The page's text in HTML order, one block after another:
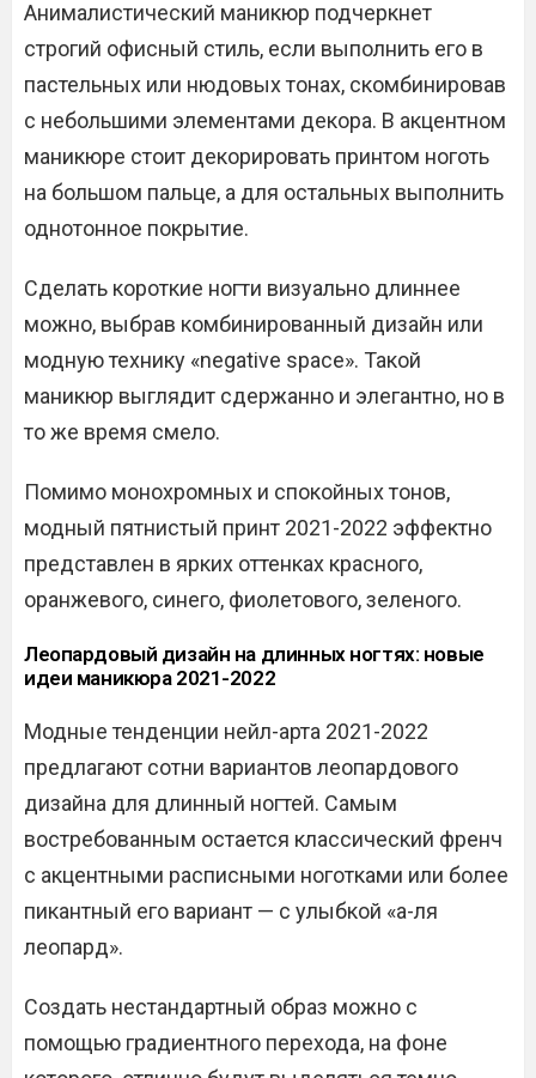
Анималистический маникюр подчеркнет
строгий офисный стиль, если выполнить его в
пастельных или нюдовых тонах, скомбинировав
с небольшими элементами декора. В акцентном
маникюре стоит декорировать принтом ноготь
на большом пальце, а для остальных выполнить
однотонное покрытие.
Сделать короткие ногти визуально длиннее
можно, выбрав комбинированный дизайн или
модную технику «negative space». Такой
маникюр выглядит сдержанно и элегантно, но в
то же время смело.
Помимо монохромных и спокойных тонов,
модный пятнистый принт 2021-2022 эффектно
представлен в ярких оттенках красного,
оранжевого, синего, фиолетового, зеленого.
Леопардовый дизайн на длинных ногтях: новые
идеи маникюра 2021-2022
Модные тенденции нейл-арта 2021-2022
предлагают сотни вариантов леопардового
дизайна для длинный ногтей. Самым
востребованным остается классический френч
с акцентными расписными ноготками или более
пикантный его вариант — с улыбкой «а-ля
леопард».
Создать нестандартный образ можно с
помощью градиентного перехода, на фоне